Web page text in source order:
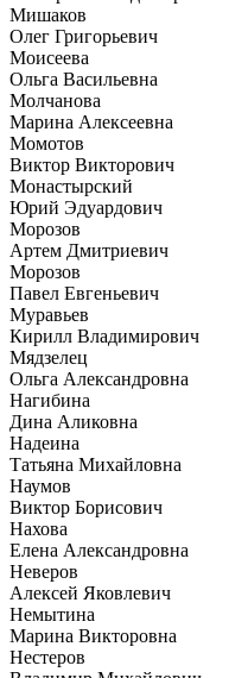
Мишаков
Олег Григорьевич
Моисеева
Ольга Васильевна
Молчанова
Марина Алексеевна
Момотов
Виктор Викторович
Монастырский
Юрий Эдуардович
Морозов
Артем Дмитриевич
Морозов
Павел Евгеньевич
Муравьев
Кирилл Владимирович
Мядзелец
Ольга Александровна
Нагибина
Дина Аликовна
Надеина
Татьяна Михайловна
Наумов
Виктор Борисович
Нахова
Елена Александровна
Неверов
Алексей Яковлевич
Немытина
Марина Викторовна
Нестеров